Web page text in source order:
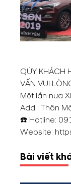
QÚY KHÁCH
VẤN VUI
Một lần nữa
Add : Thôn
☎️ Hotline:
Website:
Bài viết